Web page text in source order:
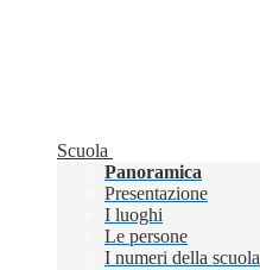
Scuola
Panoramica
Presentazione
I luoghi
Le persone
I numeri della scuola